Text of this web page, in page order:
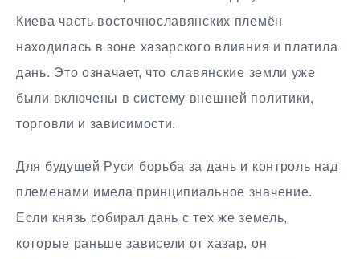
Киева часть восточнославянских племён
находилась в зоне хазарского влияния и платила
дань. Это означает, что славянские земли уже
были включены в систему внешней политики,
торговли и зависимости.
Для будущей Руси борьба за дань и контроль над
племенами имела принципиальное значение.
Если князь собирал дань с тех же земель,
которые раньше зависели от хазар, он